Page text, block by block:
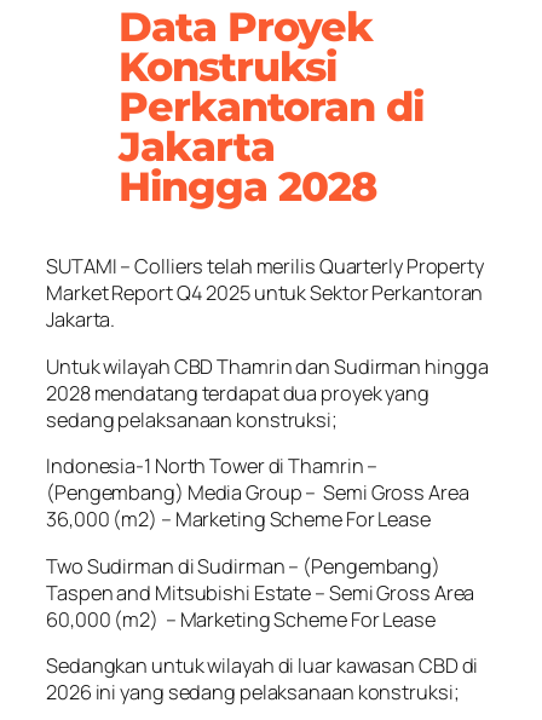
Data Proyek
Konstruksi
Perkantoran di
Jakarta
Hingga 2028
SUTAMI – Colliers telah merilis Quarterly Property
Market Report Q4 2025 untuk Sektor Perkantoran
Jakarta.
Untuk wilayah CBD Thamrin dan Sudirman hingga
2028 mendatang terdapat dua proyek yang
sedang pelaksanaan konstruksi;
Indonesia-1 North Tower di Thamrin –
(Pengembang) Media Group – Semi Gross Area
36,000 (m2) – Marketing Scheme For Lease
Two Sudirman di Sudirman – (Pengembang)
Taspen and Mitsubishi Estate – Semi Gross Area
60,000 (m2) – Marketing Scheme For Lease
Sedangkan untuk wilayah di luar kawasan CBD di
2026 ini yang sedang pelaksanaan konstruksi;